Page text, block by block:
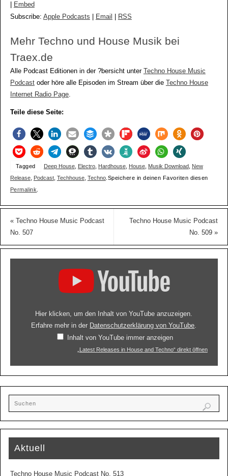
Embed
Subscribe: Apple Podcasts Email RSS
Mehr Techno und House Musik bei
Traex.de
Alle Podcast Editionen in der ?bersicht unter Techno House Music
Podcastoder höre alle Episoden im Stream über die Techno House
Internet Radio Page.
Teile diese Seite:
Tagged Deep House, Electro, Hardhouse, House, Musik Download, New
Release, Podcast, Techhouse, Techno. Speichere in deinen Favoriten diesen
Permalink
«Techno House Music Podcast
No. 507
Techno House Music Podcast
No. 509»
Hier klicken, um den Inhalt von YouTube anzuzeigen.
Erfahre mehr in der Datenschutzerklärung von YouTube.
Inhalt von YouTube immer anzeigen
„Latest Releases in House and Techno“ direkt öffnen
Aktuell
Techno House Music Podcast No. 513